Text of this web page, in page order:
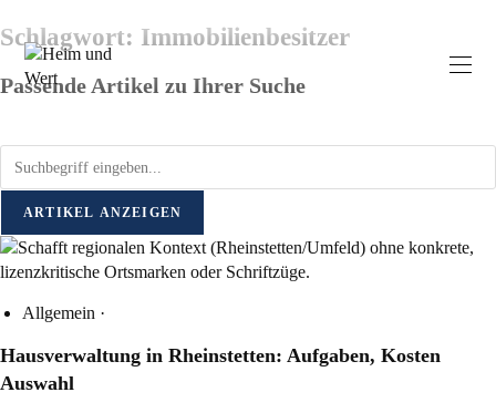
Schlagwort: Immobilienbesitzer
Passende Artikel zu Ihrer Suche
ARTIKEL ANZEIGEN
Allgemein ·
Hausverwaltung in Rheinstetten: Aufgaben, Kosten
Auswahl